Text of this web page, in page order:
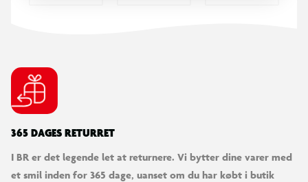
365 DAGES RETURRET
I BR er det legende let at returnere. Vi bytter dine varer med
et smil inden for 365 dage, uanset om du har købt i butik